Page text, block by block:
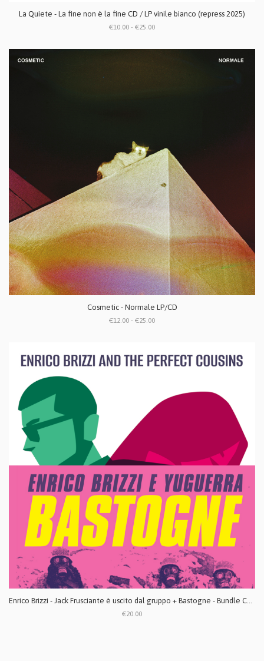
La Quiete - La fine non è la fine CD / LP vinile bianco (repress 2025)
€10.00 - €25.00
Cosmetic - Normale LP/CD
€12.00 - €25.00
Enrico Brizzi - Jack Frusciante è uscito dal gruppo + Bastogne - Bundle CD digipack
€20.00